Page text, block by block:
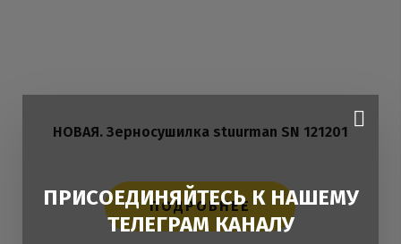
ПРИСОЕДИНЯЙТЕСЬ К НАШЕМУ
ТЕЛЕГРАМ КАНАЛУ
НОВАЯ. Зерносушилка stuurman SN 121201
ПОДРОБНЕЕ